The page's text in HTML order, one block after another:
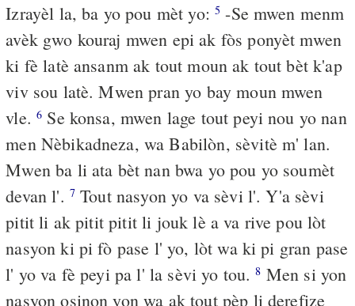
Izrayèl la, ba yo pou mèt yo:5 -Se mwen menm
avèk gwo kouraj mwen epi ak fòs ponyèt mwen
ki fè latè ansanm ak tout moun ak tout bèt k'ap
viv sou latè. Mwen pran yo bay moun mwen
vle.6 Se konsa, mwen lage tout peyi nou yo nan
men Nèbikadneza, wa Babilòn, sèvitè m' lan.
Mwen ba li ata bèt nan bwa yo pou yo soumèt
devan l'. 7 Tout nasyon yo va sèvi l'. Y'a sèvi
pitit li ak pitit pitit li jouk lè a va rive pou lòt
nasyon ki pi fò pase l' yo, lòt wa ki pi gran pase
l' yo va fè peyi pa l' la sèvi yo tou.8 Men si yon
nasyon osinon yon wa ak tout pèp li derefize